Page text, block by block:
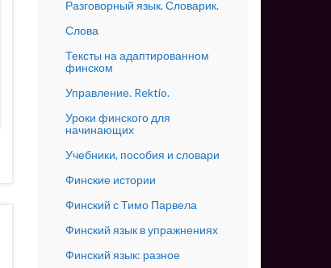
Разговорный язык. Словарик.
Слова
Тексты на адаптированном
финском
Управление. Rektio.
Уроки финского для
начинающих
Учебники, пособия и словари
Финские истории
Финский с Тимо Парвела
Финский язык в упражнениях
Финский язык: разное